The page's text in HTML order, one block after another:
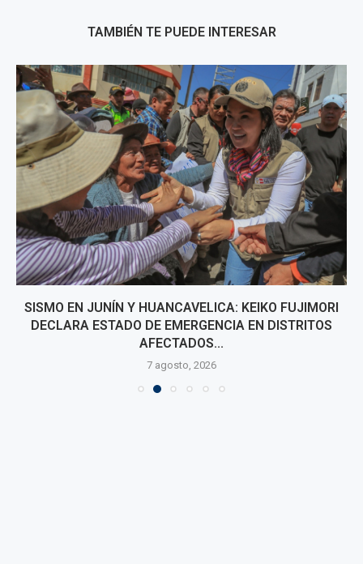
TAMBIÉN TE PUEDE INTERESAR
SISMO EN JUNÍN Y HUANCAVELICA: KEIKO FUJIMORI
DECLARA ESTADO DE EMERGENCIA EN DISTRITOS
AFECTADOS...
7 agosto, 2026